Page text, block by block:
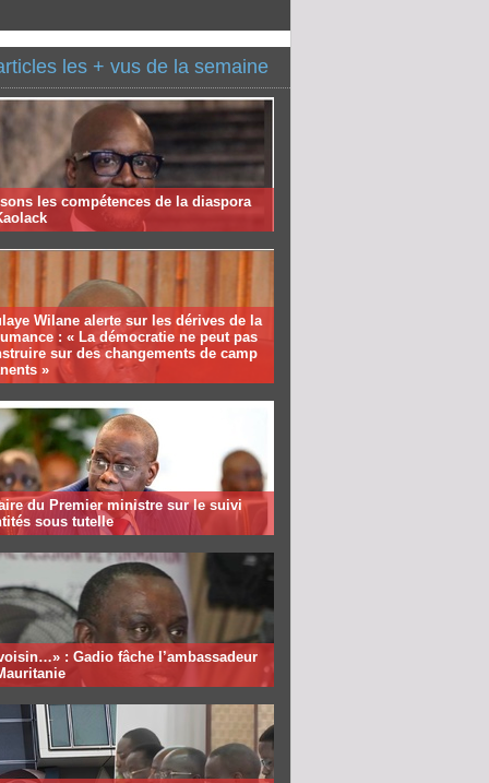
les + vus de la semaine
les compétences de la diaspora
Wilane alerte sur les dérives de la
: « La démocratie ne peut pas
sur des changements de camp
»
du Premier ministre sur le suivi
sous tutelle
: Gadio fâche l’ambassadeur